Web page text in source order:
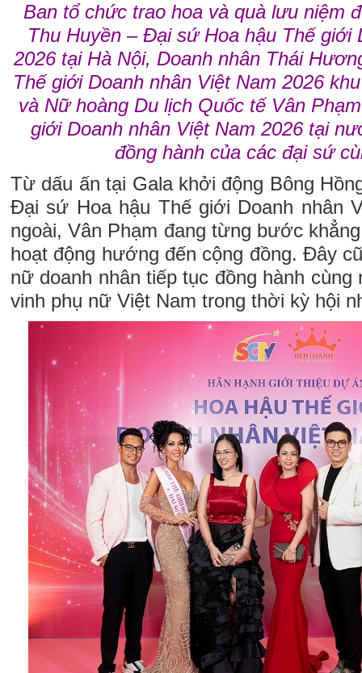
Ban tổ chức trao hoa và quà lưu niệm
Thu Huyền – Đại sứ Hoa hậu Thế giới
2026 tại Hà Nội, Doanh nhân Thái
Thế giới Doanh nhân Việt Nam 2026
và Nữ hoàng Du lịch Quốc tế Vân
giới Doanh nhân Việt Nam 2026 tại
đồng hành của các đại sứ
Từ dấu ấn tại Gala khởi động Bông
Đại sứ Hoa hậu Thế giới Doanh nhân
ngoài, Vân Phạm đang từng bước
hoạt động hướng đến cộng đồng. Đây
nữ doanh nhân tiếp tục đồng hành
vinh phụ nữ Việt Nam trong thời kỳ hội